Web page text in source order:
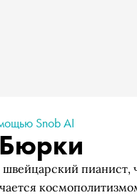
Snob AI
пианист,